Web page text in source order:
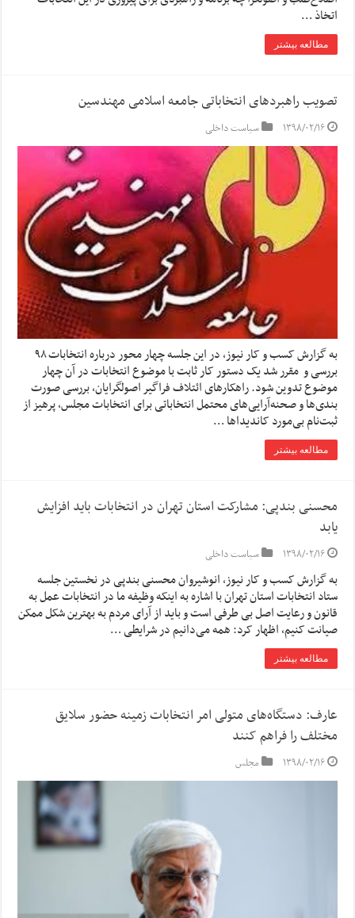
اتخاذ …
مطالعه بیشتر
تصویب راهبردهای انتخاباتی جامعه اسلامی مهندسین
۱۳۹۸/۰۲/۱۶ سیاست داخلی
به گزارش کسب و کار نیوز، در این جلسه چهار محور درباره انتخابات ۹۸
بررسی و مقرر شد یک دستور کار ثابت با موضوع انتخابات در آن چهار
موضوع تدوین شود. ‌راهکارهای ائتلاف فراگیر اصولگرایان، بررسی صورت
بندی‌ها و صحنه‌آرایی‌های محتمل انتخاباتی برای انتخابات مجلس، پرهیز از
ثبت‌نام بی‌مورد کاندیداها …
مطالعه بیشتر
محسنی بندپی: مشارکت استان تهران در انتخابات باید افزایش
یابد
۱۳۹۸/۰۲/۱۶ سیاست داخلی
به گزارش کسب و کار نیوز، انوشیروان محسنی بندپی در نخستین جلسه
ستاد انتخابات استان تهران با اشاره به اینکه وظیفه ما در انتخابات عمل به
قانون و رعایت اصل بی طرفی است و باید از آرای مردم به بهترین شکل ممکن
صیانت کنیم، اظهار کرد: همه می‌دانیم در شرایطی …
مطالعه بیشتر
عارف: دستگاه‌های متولی امر انتخابات زمینه حضور سلایق
مختلف را فراهم کنند
۱۳۹۸/۰۲/۱۶ مجلس